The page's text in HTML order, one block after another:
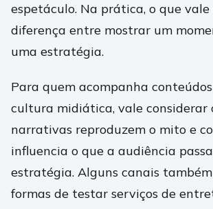
espetáculo. Na prática, o que
diferença entre mostrar um
uma estratégia.
Para quem acompanha
cultura midiática, vale considerar
narrativas reproduzem o mito e
influencia o que a audiência
estratégia. Alguns canais
formas de testar serviços de